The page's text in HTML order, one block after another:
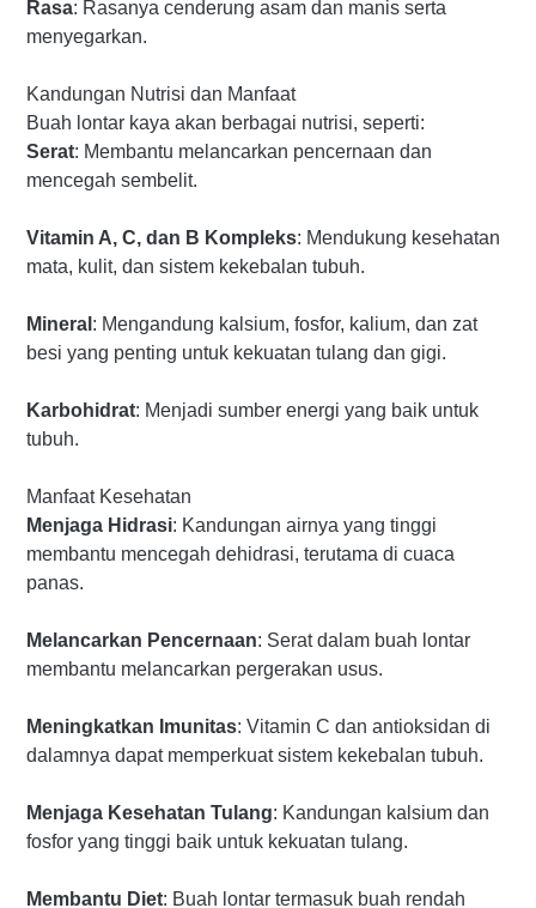
Rasa: Rasanya cenderung asam dan manis serta
menyegarkan.
Kandungan Nutrisi dan Manfaat
Buah lontar kaya akan berbagai nutrisi, seperti:
Serat: Membantu melancarkan pencernaan dan
mencegah sembelit.
Vitamin A, C, dan B Kompleks: Mendukung kesehatan
mata, kulit, dan sistem kekebalan tubuh.
Mineral : Mengandung kalsium, fosfor, kalium, dan zat
besi yang penting untuk kekuatan tulang dan gigi.
Karbohidrat: Menjadi sumber energi yang baik untuk
tubuh.
Manfaat Kesehatan
Menjaga Hidrasi: Kandungan airnya yang tinggi
membantu mencegah dehidrasi, terutama di cuaca
panas.
Melancarkan Pencernaan: Serat dalam buah lontar
membantu melancarkan pergerakan usus.
Meningkatkan Imunitas: Vitamin C dan antioksidan di
dalamnya dapat memperkuat sistem kekebalan tubuh.
Menjaga Kesehatan Tulang: Kandungan kalsium dan
fosfor yang tinggi baik untuk kekuatan tulang.
Membantu Diet: Buah lontar termasuk buah rendah